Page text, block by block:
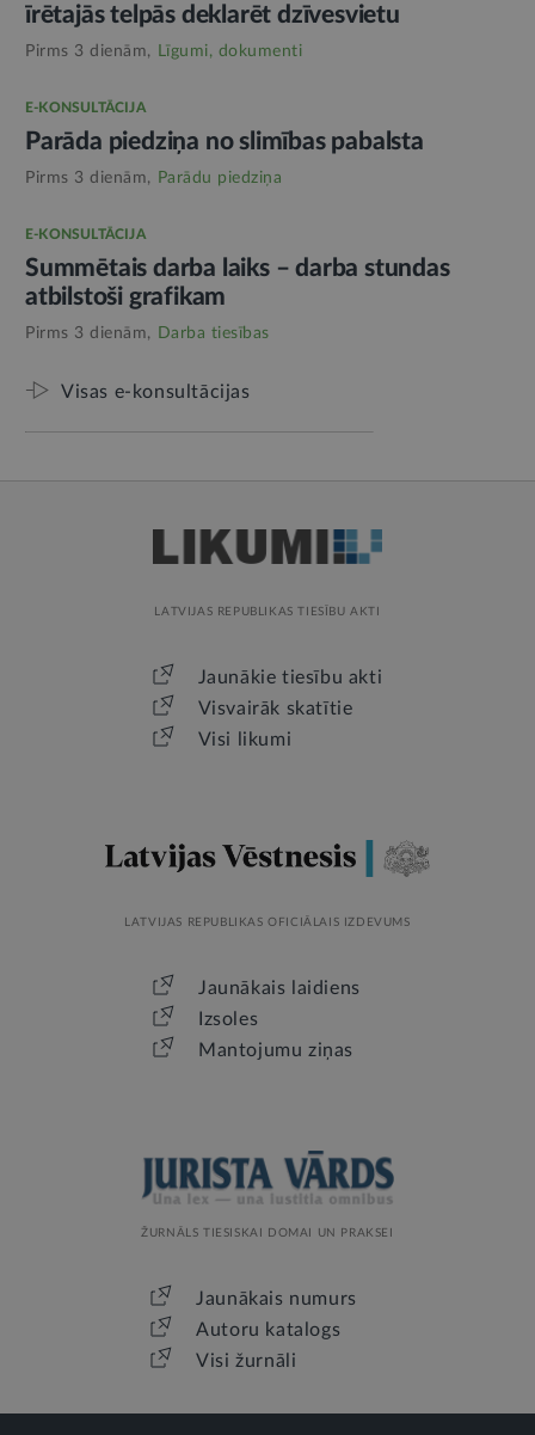
īrētajās telpās deklarēt dzīvesvietu
Pirms 3 dienām, Līgumi, dokumenti
E-KONSULTĀCIJA
Parāda piedziņa no slimības pabalsta
Pirms 3 dienām, Parādu piedziņa
E-KONSULTĀCIJA
Summētais darba laiks – darba stundas
atbilstoši grafikam
Pirms 3 dienām, Darba tiesības
Visas e-konsultācijas
LATVIJAS REPUBLIKAS TIESĪBU AKTI
Jaunākie tiesību akti
Visvairāk skatītie
Visi likumi
LATVIJAS REPUBLIKAS OFICIĀLAIS IZDEVUMS
Jaunākais laidiens
Izsoles
Mantojumu ziņas
ŽURNĀLS TIESISKAI DOMAI UN PRAKSEI
Jaunākais numurs
Autoru katalogs
Visi žurnāli